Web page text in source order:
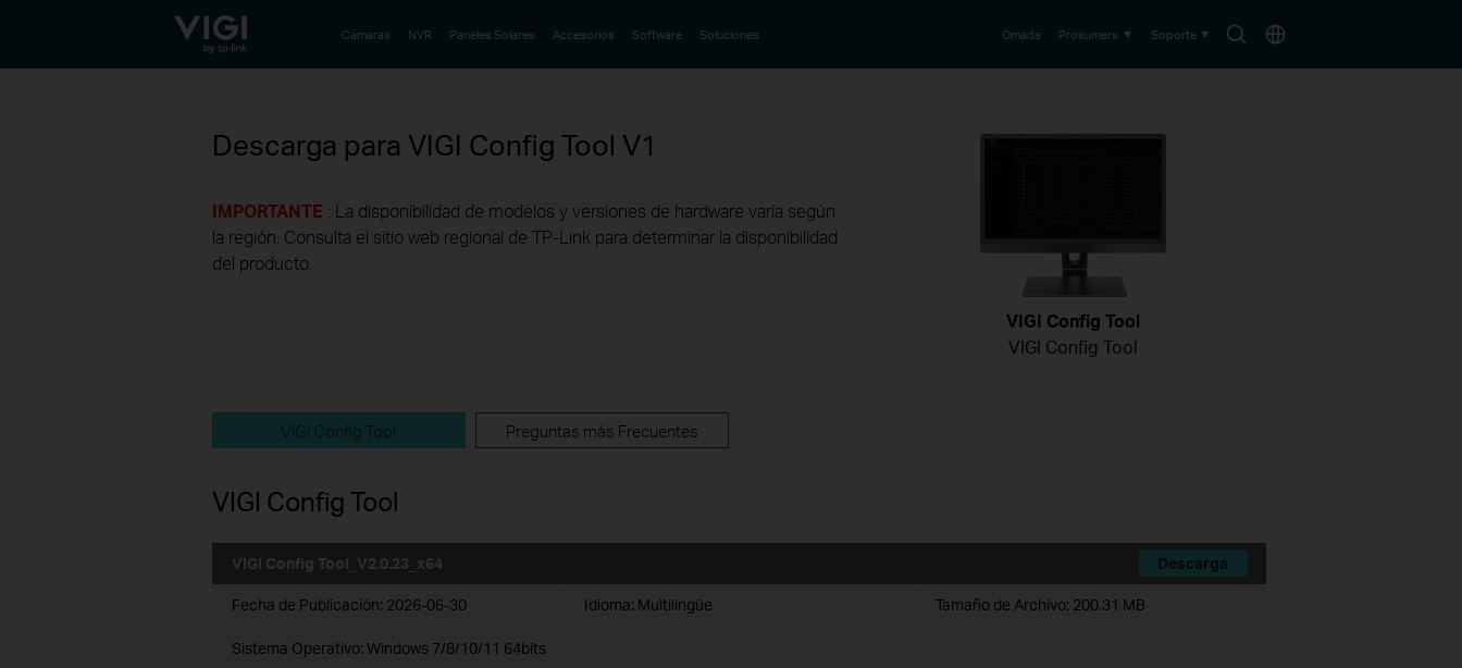
TP-Link, Reliably Smart BuscarPaís
Cámaras NVR Paneles Solares Accesorios Software Soluciones Omada Prosumers Soporte
Descarga para VIGI Config Tool V1
IMPORTANTE : La disponibilidad de modelos y versiones de hardware varía según
la región. Consulta el sitio web regional de TP-Link para determinar la disponibilidad
del producto.
VIGI Config Tool
VIGI Config Tool
VIGI Config Tool Preguntas más Frecuentes
VIGI Config Tool
VIGI Config Tool_V2.0.23_x64 Descarga
Fecha de Publicación: 2026-06-30 Idioma: Multilingüe Tamaño de Archivo: 200.31 MB
Sistema Operativo: Windows 7/8/10/11 64bits